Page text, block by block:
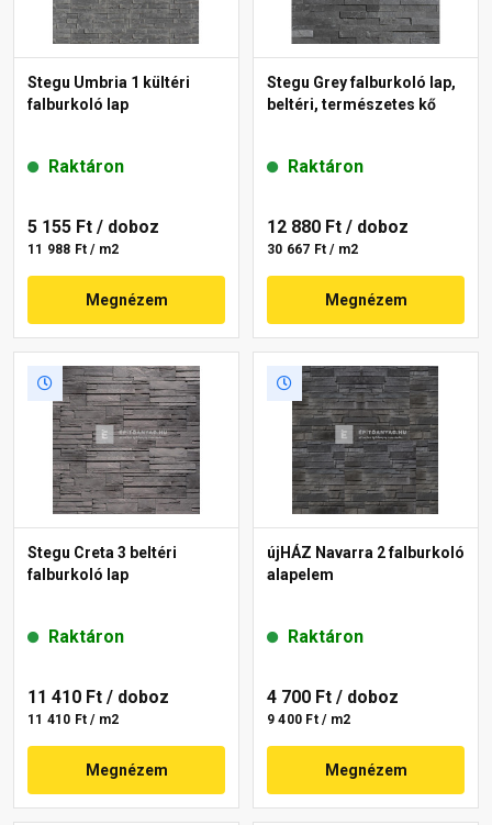
Stegu Umbria 1 kültéri
falburkoló lap
Raktáron
5 155 Ft / doboz
11 988 Ft / m2
Megnézem
Stegu Grey falburkoló lap,
beltéri, természetes kő
Raktáron
12 880 Ft / doboz
30 667 Ft / m2
Megnézem
Stegu Creta 3 beltéri
falburkoló lap
Raktáron
11 410 Ft / doboz
11 410 Ft / m2
Megnézem
újHÁZ Navarra 2 falburkoló
alapelem
Raktáron
4 700 Ft / doboz
9 400 Ft / m2
Megnézem